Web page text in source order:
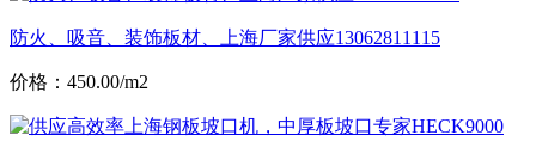
防火、吸音、装饰板材、上海厂家供应13062811115
价格：450.00/m2